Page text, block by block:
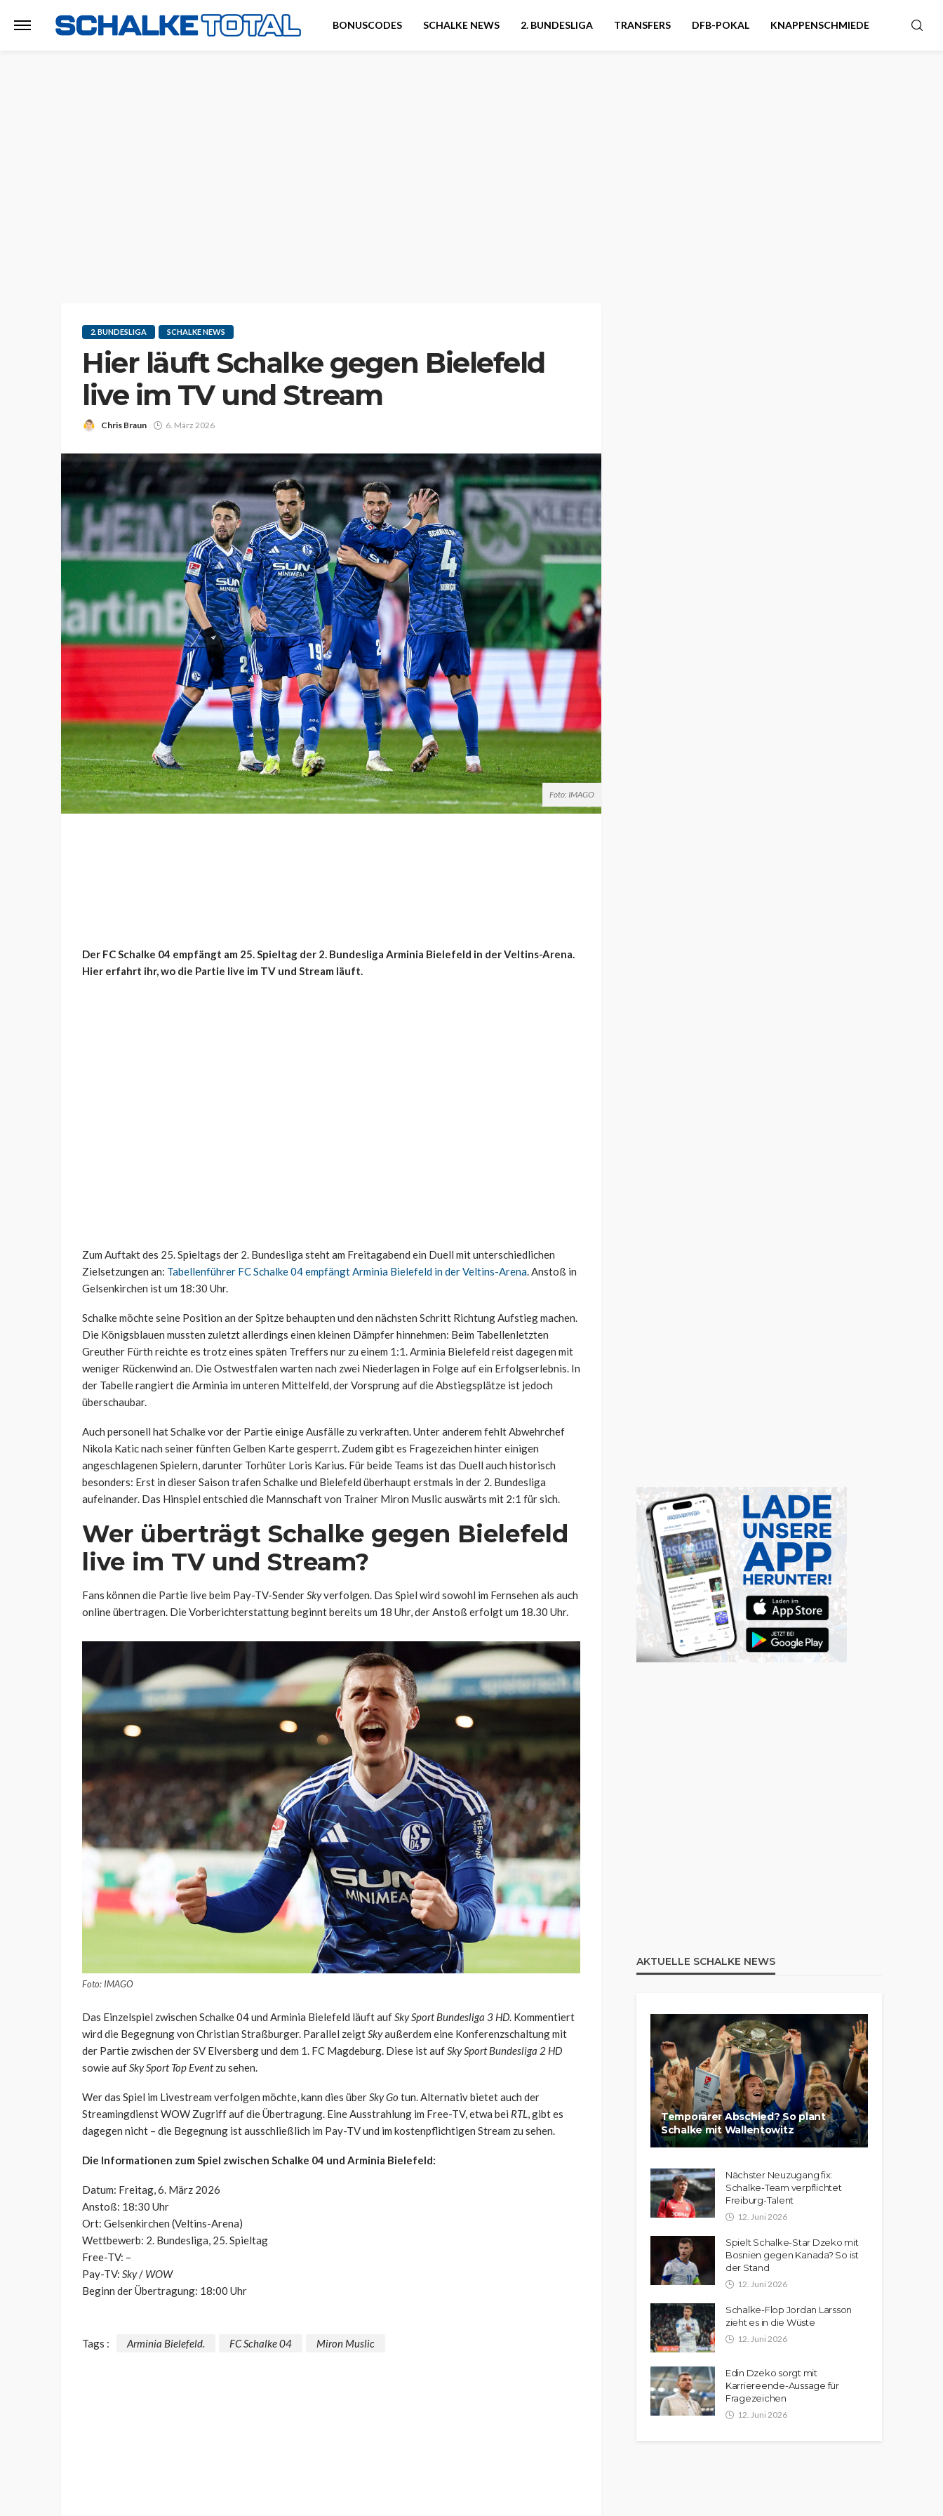
BONUSCODES SCHALKE NEWS 2. BUNDESLIGA TRANSFERS DFB-POKAL KNAPPENSCHMIEDE
2. BUNDESLIGA SCHALKE NEWS
Hier läuft Schalke gegen Bielefeld
live im TV und Stream
Chris Braun 6. März 2026
Foto: IMAGO
Der FC Schalke 04 empfängt am 25. Spieltag der 2. Bundesliga Arminia Bielefeld in der Veltins-Arena.
Hier erfahrt ihr, wo die Partie live im TV und Stream läuft.
Zum Auftakt des 25. Spieltags der 2. Bundesliga steht am Freitagabend ein Duell mit unterschiedlichen
Zielsetzungen an: Tabellenführer FC Schalke 04 empfängt Arminia Bielefeld in der Veltins-Arena. Anstoß in
Gelsenkirchen ist um 18:30 Uhr.
Schalke möchte seine Position an der Spitze behaupten und den nächsten Schritt Richtung Aufstieg machen.
Die Königsblauen mussten zuletzt allerdings einen kleinen Dämpfer hinnehmen: Beim Tabellenletzten
Greuther Fürth reichte es trotz eines späten Treffers nur zu einem 1:1. Arminia Bielefeld reist dagegen mit
weniger Rückenwind an. Die Ostwestfalen warten nach zwei Niederlagen in Folge auf ein Erfolgserlebnis. In
der Tabelle rangiert die Arminia im unteren Mittelfeld, der Vorsprung auf die Abstiegsplätze ist jedoch
überschaubar.
Auch personell hat Schalke vor der Partie einige Ausfälle zu verkraften. Unter anderem fehlt Abwehrchef
Nikola Katic nach seiner fünften Gelben Karte gesperrt. Zudem gibt es Fragezeichen hinter einigen
angeschlagenen Spielern, darunter Torhüter Loris Karius. Für beide Teams ist das Duell auch historisch
besonders: Erst in dieser Saison trafen Schalke und Bielefeld überhaupt erstmals in der 2. Bundesliga
aufeinander. Das Hinspiel entschied die Mannschaft von Trainer Miron Muslic auswärts mit 2:1 für sich.
Wer überträgt Schalke gegen Bielefeld
live im TV und Stream?
Fans können die Partie live beim Pay-TV-SenderSkyverfolgen. Das Spiel wird sowohl im Fernsehen als auch
online übertragen. Die Vorberichterstattung beginnt bereits um 18 Uhr, der Anstoß erfolgt um 18.30 Uhr.
Foto: IMAGO
Das Einzelspiel zwischen Schalke 04 und Arminia Bielefeld läuft aufSky Sport Bundesliga 3 HD. Kommentiert
wird die Begegnung von Christian Straßburger. Parallel zeigtSkyaußerdem eine Konferenzschaltung mit
der Partie zwischen der SV Elversberg und dem 1. FC Magdeburg. Diese ist aufSky Sport Bundesliga 2 HD
sowie aufSky Sport Top Eventzu sehen.
Wer das Spiel im Livestream verfolgen möchte, kann dies überSky Go tun. Alternativ bietet auch der
Streamingdienst WOW Zugriff auf die Übertragung. Eine Ausstrahlung im Free-TV, etwa bei RTL, gibt es
dagegen nicht – die Begegnung ist ausschließlich im Pay-TV und im kostenpflichtigen Stream zu sehen.
Die Informationen zum Spiel zwischen Schalke 04 und Arminia Bielefeld:
Datum: Freitag, 6. März 2026
Anstoß: 18:30 Uhr
Ort: Gelsenkirchen (Veltins-Arena)
Wettbewerb: 2. Bundesliga, 25. Spieltag
Free-TV: –
Pay-TV: Sky/ WOW
Beginn der Übertragung: 18:00 Uhr
Tags : Arminia Bielefeld. FC Schalke 04 Miron Muslic
AKTUELLE SCHALKE NEWS
Temporärer Abschied? So plant
Schalke mit Wallentowitz
Nächster Neuzugang fix:
Schalke-Team verpflichtet
Freiburg-Talent
12. Juni 2026
Spielt Schalke-Star Dzeko mit
Bosnien gegen Kanada? So ist
der Stand
12. Juni 2026
Schalke-Flop Jordan Larsson
zieht es in die Wüste
12. Juni 2026
Edin Dzeko sorgt mit
Karriereende-Aussage für
Fragezeichen
12. Juni 2026